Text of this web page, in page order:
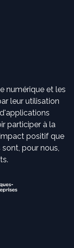
numérique et les
leur utilisation
participer à la
positif que
pour nous,